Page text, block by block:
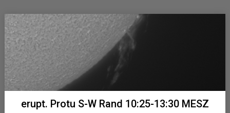
erupt. Protu S-W Rand 10:25-13:30 MESZ